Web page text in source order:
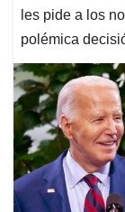
les pide a los
polémica